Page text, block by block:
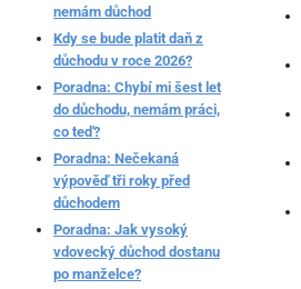
nemám důchod
Kdy se bude platit daň z
důchodu v roce 2026?
Poradna: Chybí mi šest let
do důchodu, nemám práci,
co teď?
Poradna: Nečekaná
výpověď tři roky před
důchodem
Poradna: Jak vysoký
vdovecký důchod dostanu
po manželce?